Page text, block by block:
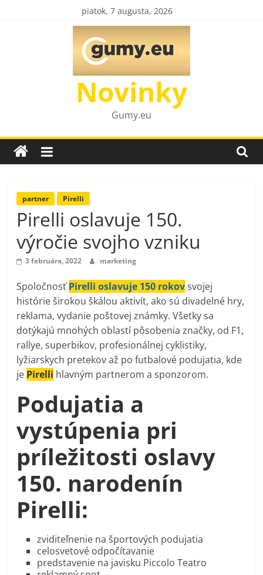
piatok, 7 augusta, 2026
Novinky
Gumy.eu
partner Pirelli
Pirelli oslavuje 150.
výročie svojho vzniku
3 februára, 2022 marketing
SpoločnosťPirelli oslavuje 150 rokovsvojej
histórie širokou škálou aktivít, ako sú divadelné hry,
reklama, vydanie poštovej známky. Všetky sa
dotýkajú mnohých oblastí pôsobenia značky, od F1,
rallye, superbikov, profesionálnej cyklistiky,
lyžiarskych pretekov až po futbalové podujatia, kde
je Pirelli hlavným partnerom a sponzorom.
Podujatia a
vystúpenia pri
príležitosti oslavy
150. narodenín
Pirelli:
zviditeľnenie na športových podujatia
celosvetové odpočítavanie
predstavenie na javisku Piccolo Teatro